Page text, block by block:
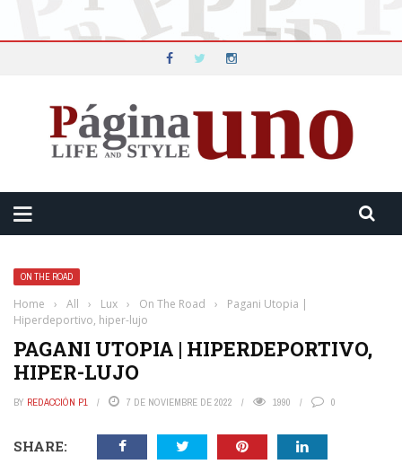
ON THE ROAD
Home › All › Lux › On The Road ›
Pagani Utopia |
Hiperdeportivo, hiper-lujo
PAGANI UTOPIA | HIPERDEPORTIVO,
HIPER-LUJO
BY REDACCIÓN P1 7 DE NOVIEMBRE DE 2022 1990 0
SHARE: